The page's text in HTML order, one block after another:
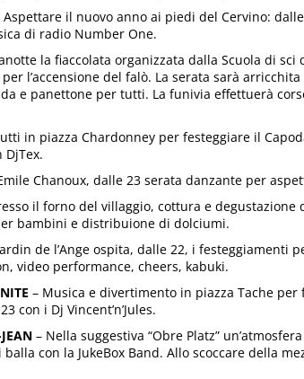
Aspettare il nuovo anno ai piedi del Cervino:
di radio Number One.
la fiaccolata organizzata dalla Scuola di
l’accensione del falò. La serata sarà
e panettone per tutti. La funivia effettuerà
in piazza Chardonney per festeggiare il
DjTex.
Chanoux, dalle 23 serata danzante per
il forno del villaggio, cottura e degustazione
bambini e distribuione di dolciumi.
de l’Ange ospita, dalle 22, i festeggiamenti
video performance, cheers, kabuki.
– Musica e divertimento in piazza Tache per
con i Dj Vincent’n’Jules.
– Nella suggestiva “Obre Platz”
balla con la JukeBox Band. Allo scoccare della